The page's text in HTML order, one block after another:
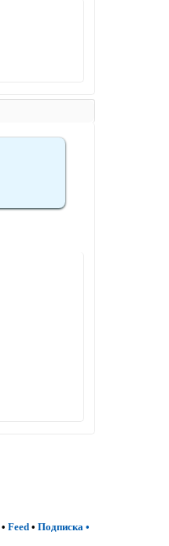
•Feed •Подписка •